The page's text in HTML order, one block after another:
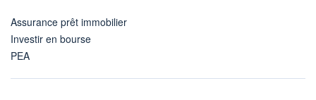
Assurance prêt immobilier
Investir en bourse
PEA